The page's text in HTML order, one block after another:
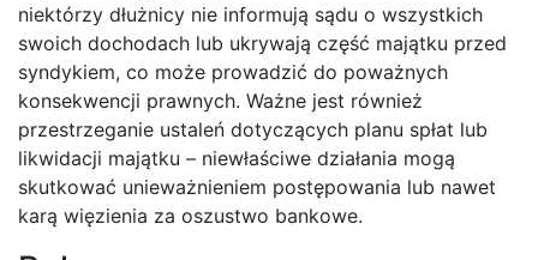
niektórzy dłużnicy nie informują sądu o wszystkich
swoich dochodach lub ukrywają część majątku przed
syndykiem, co może prowadzić do poważnych
konsekwencji prawnych. Ważne jest również
przestrzeganie ustaleń dotyczących planu spłat lub
likwidacji majątku – niewłaściwe działania mogą
skutkować unieważnieniem postępowania lub nawet
karą więzienia za oszustwo bankowe.